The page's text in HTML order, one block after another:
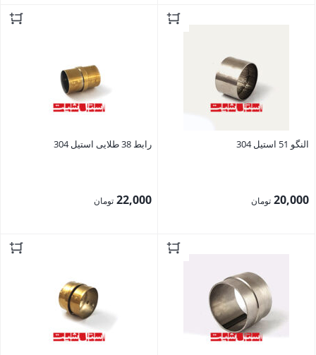
النگو 51 استیل 304
20,000 تومان
رابط 38 طلایی استیل 304
22,000 تومان